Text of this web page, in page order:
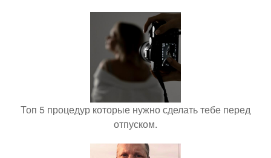
Топ 5 процедур которые нужно сделать тебе перед
отпуском.